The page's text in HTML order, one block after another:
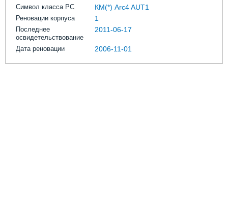
Символ класса РС КМ(*) Arc4 AUT1
Реновации корпуса 1
Последнее
освидетельствование
2011-06-17
Дата реновации 2006-11-01